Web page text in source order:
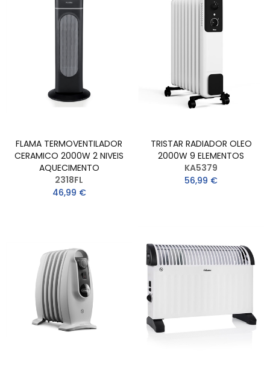
FLAMA TERMOVENTILADOR
CERAMICO 2000W 2 NIVEIS
AQUECIMENTO
2318FL
46,99 €
TRISTAR RADIADOR OLEO
2000W 9 ELEMENTOS
KA5379
56,99 €